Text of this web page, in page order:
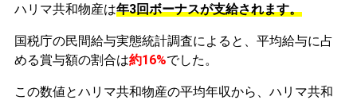
ハリマ共和物産は年3回ボーナスが支給されます。
国税庁の民間給与実態統計調査によると、平均給与に占
める賞与額の割合は約16%でした。
この数値とハリマ共和物産の平均年収から、ハリマ共和